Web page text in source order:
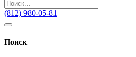
(812) 980-05-81
Поиск